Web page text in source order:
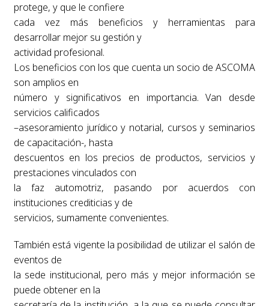
protege, y que le confiere
cada vez más beneficios y herramientas para
desarrollar mejor su gestión y
actividad profesional.
Los beneficios con los que cuenta un socio de ASCOMA
son amplios en
número y significativos en importancia. Van desde
servicios calificados
–asesoramiento jurídico y notarial, cursos y seminarios
de capacitación-, hasta
descuentos en los precios de productos, servicios y
prestaciones vinculados con
la faz automotriz, pasando por acuerdos con
instituciones crediticias y de
servicios, sumamente convenientes.
También está vigente la posibilidad de utilizar el salón de
eventos de
la sede institucional, pero más y mejor información se
puede obtener en la